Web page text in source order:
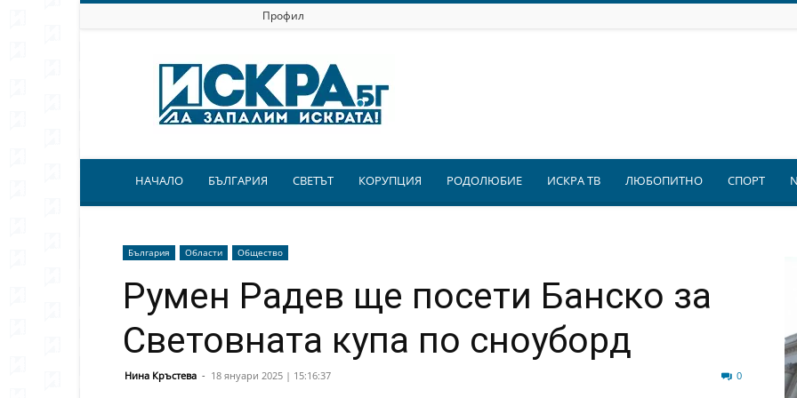
Профил
Искра.бг
НАЧАЛО БЪЛГАРИЯ СВЕТЪТ КОРУПЦИЯ РОДОЛЮБИЕ ИСКРА ТВ ЛЮБОПИТНО СПОРТ
България Области Общество
Румен Радев ще посети Банско за
Световната купа по сноуборд
Нина Кръстева - 18 януари 2025 | 15:16:37 0